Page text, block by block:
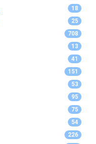
18
25
708
13
41
151
53
95
75
54
226